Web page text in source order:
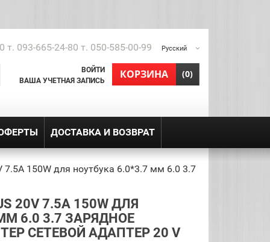
Русский
т. 093-665-24-80 т. 050-585-00-99
КОРЗИНА
shopping_cart (0)
ВОЙТИ
ВАША УЧЕТНАЯ ЗАПИСЬ
ДОСТАВКА И ВОЗВРАТ
7.5A 150W для ноутбука 6.0*3.7 мм 6.0 3.7
20V 7.5A 150W ДЛЯ
6.0 3.7 ЗАРЯДНОЕ
СЕТЕВОЙ АДАПТЕР 20 V